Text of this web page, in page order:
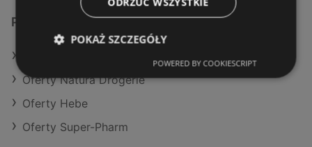
Podobne sklepy detaliczne
Oferty Natura Drogerie
Oferty Hebe
Oferty Super-Pharm
POKAŻ SZCZEGÓŁY
POWERED BY COOKIESCRIPT